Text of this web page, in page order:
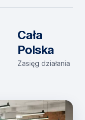
Cała
Polska
Zasięg działania